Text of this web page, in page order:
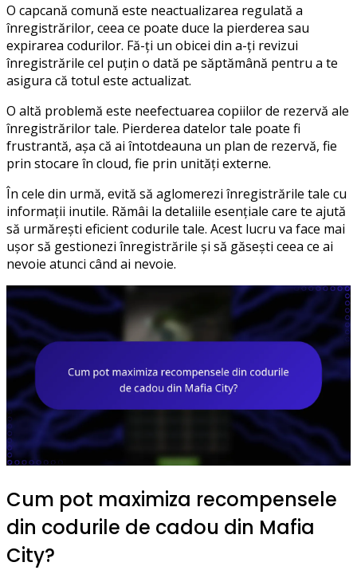
O capcană comună este neactualizarea regulată a
înregistrărilor, ceea ce poate duce la pierderea sau
expirarea codurilor. Fă-ți un obicei din a-ți revizui
înregistrările cel puțin o dată pe săptămână pentru a te
asigura că totul este actualizat.
O altă problemă este neefectuarea copiilor de rezervă ale
înregistrărilor tale. Pierderea datelor tale poate fi
frustrantă, așa că ai întotdeauna un plan de rezervă, fie
prin stocare în cloud, fie prin unități externe.
În cele din urmă, evită să aglomerezi înregistrările tale cu
informații inutile. Rămâi la detaliile esențiale care te ajută
să urmărești eficient codurile tale. Acest lucru va face mai
ușor să gestionezi înregistrările și să găsești ceea ce ai
nevoie atunci când ai nevoie.
Cum pot maximiza recompensele
din codurile de cadou din Mafia
City?